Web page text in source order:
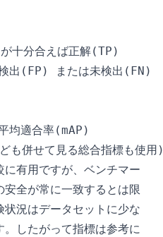
有用ですが、ベンチマー
全が常に一致するとは限
状況はデータセットに少な
。したがって指標は参考に